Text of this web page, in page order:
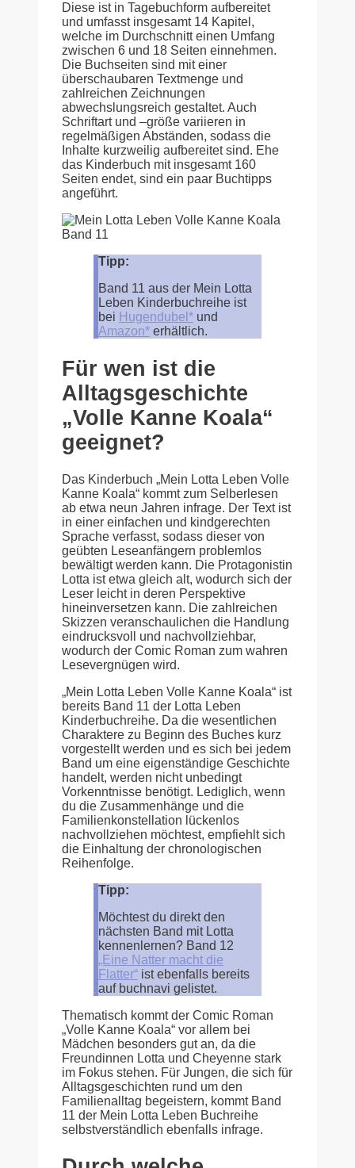
Diese ist in Tagebuchform aufbereitet
und umfasst insgesamt 14 Kapitel,
welche im Durchschnitt einen Umfang
zwischen 6 und 18 Seiten einnehmen.
Die Buchseiten sind mit einer
überschaubaren Textmenge und
zahlreichen Zeichnungen
abwechslungsreich gestaltet. Auch
Schriftart und –größe variieren in
regelmäßigen Abständen, sodass die
Inhalte kurzweilig aufbereitet sind. Ehe
das Kinderbuch mit insgesamt 160
Seiten endet, sind ein paar Buchtipps
angeführt.
Tipp:
Band 11 aus der Mein Lotta
Leben Kinderbuchreihe ist
bei Hugendubel* und
Amazon* erhältlich.
Für wen ist die
Alltagsgeschichte
„Volle Kanne Koala“
geeignet?
Das Kinderbuch „Mein Lotta Leben Volle
Kanne Koala“ kommt zum Selberlesen
ab etwa neun Jahren infrage. Der Text ist
in einer einfachen und kindgerechten
Sprache verfasst, sodass dieser von
geübten Leseanfängern problemlos
bewältigt werden kann. Die Protagonistin
Lotta ist etwa gleich alt, wodurch sich der
Leser leicht in deren Perspektive
hineinversetzen kann. Die zahlreichen
Skizzen veranschaulichen die Handlung
eindrucksvoll und nachvollziehbar,
wodurch der Comic Roman zum wahren
Lesevergnügen wird.
„Mein Lotta Leben Volle Kanne Koala“ ist
bereits Band 11 der Lotta Leben
Kinderbuchreihe. Da die wesentlichen
Charaktere zu Beginn des Buches kurz
vorgestellt werden und es sich bei jedem
Band um eine eigenständige Geschichte
handelt, werden nicht unbedingt
Vorkenntnisse benötigt. Lediglich, wenn
du die Zusammenhänge und die
Familienkonstellation lückenlos
nachvollziehen möchtest, empfiehlt sich
die Einhaltung der chronologischen
Reihenfolge.
Tipp:
Möchtest du direkt den
nächsten Band mit Lotta
kennenlernen? Band 12
„Eine Natter macht die
Flatter“ ist ebenfalls bereits
auf buchnavi gelistet.
Thematisch kommt der Comic Roman
„Volle Kanne Koala“ vor allem bei
Mädchen besonders gut an, da die
Freundinnen Lotta und Cheyenne stark
im Fokus stehen. Für Jungen, die sich für
Alltagsgeschichten rund um den
Familienalltag begeistern, kommt Band
11 der Mein Lotta Leben Buchreihe
selbstverständlich ebenfalls infrage.